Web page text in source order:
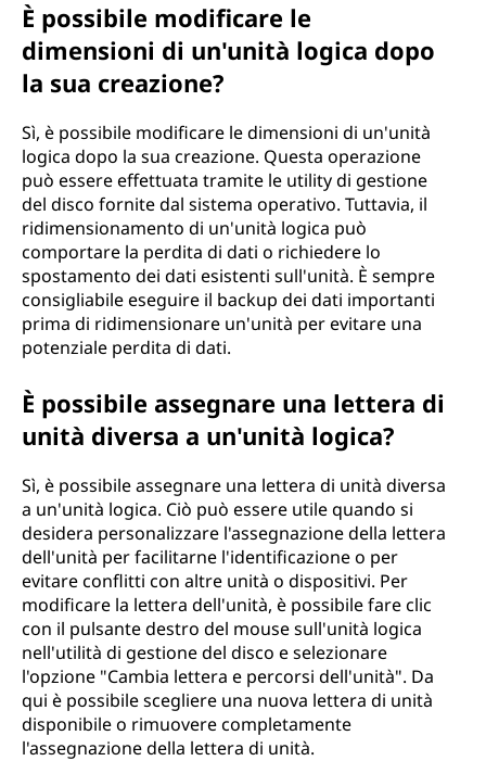
È possibile modificare le
dimensioni di un'unità logica dopo
la sua creazione?
Sì, è possibile modificare le dimensioni di un'unità
logica dopo la sua creazione. Questa operazione
può essere effettuata tramite le utility di gestione
del disco fornite dal sistema operativo. Tuttavia, il
ridimensionamento di un'unità logica può
comportare la perdita di dati o richiedere lo
spostamento dei dati esistenti sull'unità. È sempre
consigliabile eseguire il backup dei dati importanti
prima di ridimensionare un'unità per evitare una
potenziale perdita di dati.
È possibile assegnare una lettera di
unità diversa a un'unità logica?
Sì, è possibile assegnare una lettera di unità diversa
a un'unità logica. Ciò può essere utile quando si
desidera personalizzare l'assegnazione della lettera
dell'unità per facilitarne l'identificazione o per
evitare conflitti con altre unità o dispositivi. Per
modificare la lettera dell'unità, è possibile fare clic
con il pulsante destro del mouse sull'unità logica
nell'utilità di gestione del disco e selezionare
l'opzione "Cambia lettera e percorsi dell'unità". Da
qui è possibile scegliere una nuova lettera di unità
disponibile o rimuovere completamente
l'assegnazione della lettera di unità.